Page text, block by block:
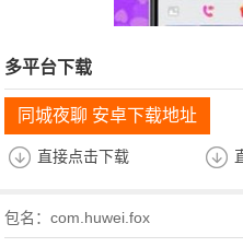
多平台下载
同城夜聊 安卓下载地址
直接点击下载
包名：com.huwei.fox